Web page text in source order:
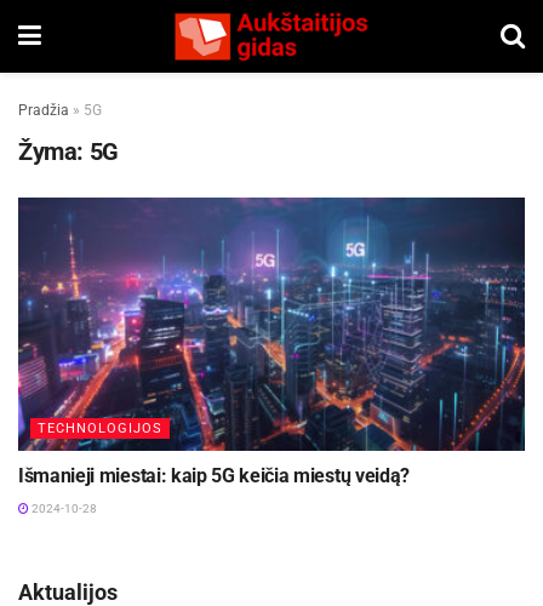
Pradžia » 5G
Žyma: 5G
TECHNOLOGIJOS
Išmanieji miestai: kaip 5G keičia miestų veidą?
2024-10-28
Aktualijos